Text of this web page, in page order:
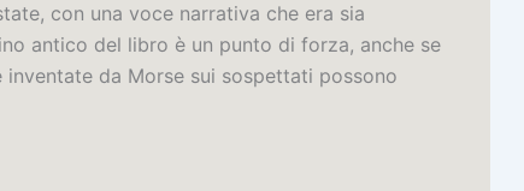
con una voce narrativa che era sia
antico del libro è un punto di forza, anche se
da Morse sui sospettati possono